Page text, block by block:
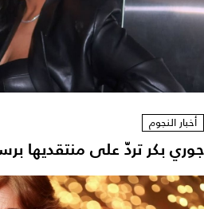
أخبار النجوم
جوري بكر تردّ على منتقديها